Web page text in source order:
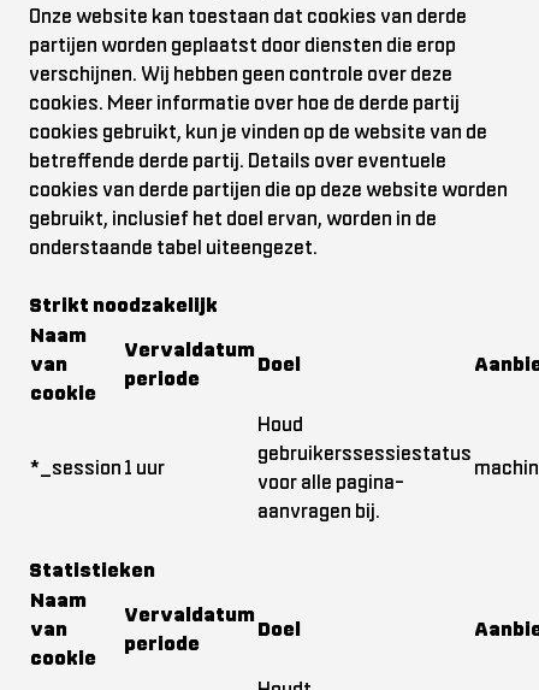
Onze website kan toestaan dat cookies van derde
partijen worden geplaatst door diensten die erop
verschijnen. Wij hebben geen controle over deze
cookies. Meer informatie over hoe de derde partij
cookies gebruikt, kun je vinden op de website van de
betreffende derde partij. Details over eventuele
cookies van derde partijen die op deze website worden
gebruikt, inclusief het doel ervan, worden in de
onderstaande tabel uiteengezet.
Strikt noodzakelijk
Naam
van
cookie
Vervaldatum
periode
Doel
*_session 1 uur
Houd
gebruikerssessiestatus
voor alle pagina-
aanvragen bij.
Statistieken
Naam
van
cookie
Vervaldatum
periode
Doel